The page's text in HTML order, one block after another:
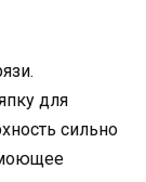
для
сильно